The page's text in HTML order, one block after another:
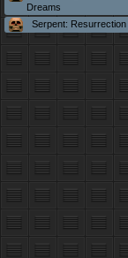
Dreams
Serpent: Resurrection